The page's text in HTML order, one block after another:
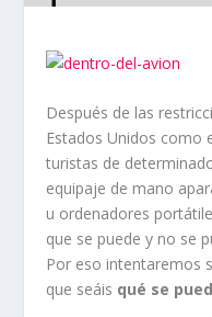
Después de las
Estados Unidos como
turistas de
equipaje de mano
u ordenadores
que se puede y no se
Por eso intentaremos
que seáis qué se